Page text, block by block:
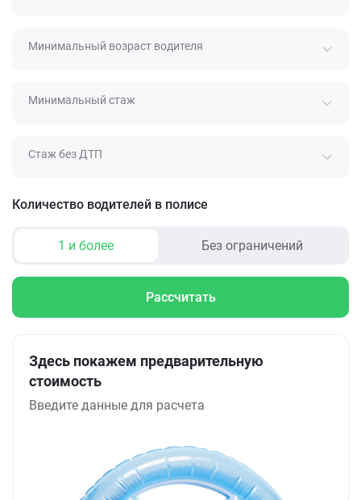
Минимальный возраст водителя
Минимальный стаж
Стаж без ДТП
Количество водителей в полисе
1 и более Без ограничений
Рассчитать
Здесь покажем предварительную
стоимость
Введите данные для расчета